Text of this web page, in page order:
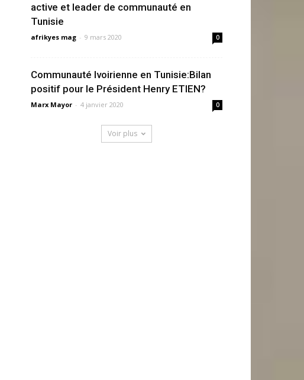
active et leader de communauté en
Tunisie
afrikyes mag - 9 mars 2020 0
Communauté Ivoirienne en Tunisie:Bilan
positif pour le Président Henry ETIEN?
Marx Mayor - 4 janvier 2020 0
Voir plus